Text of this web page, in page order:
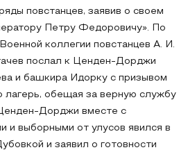
повстанцев, заявив о своем
Петру Федоровичу». По
коллегии повстанцев А. И.
послал к Ценден-Дорджи
и башкира Идорку с призывом
лагерь, обещая за верную службу
Дорджи вместе с
и выборными от улусов явился в
и заявил о готовности